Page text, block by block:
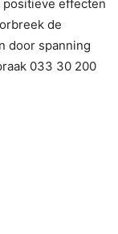
positieve effecten
de
door spanning
033 30 200